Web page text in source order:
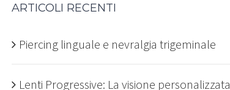
ARTICOLI RECENTI
Piercing linguale e nevralgia trigeminale
Lenti Progressive: La visione personalizzata